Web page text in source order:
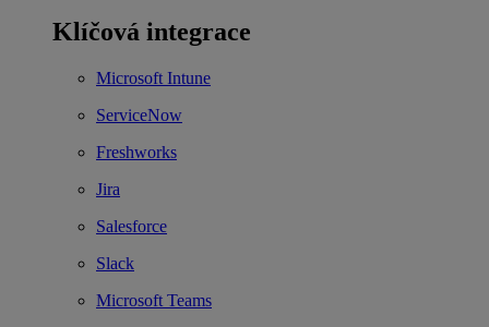
Klíčová integrace
Microsoft Intune
ServiceNow
Freshworks
Jira
Salesforce
Slack
Microsoft Teams